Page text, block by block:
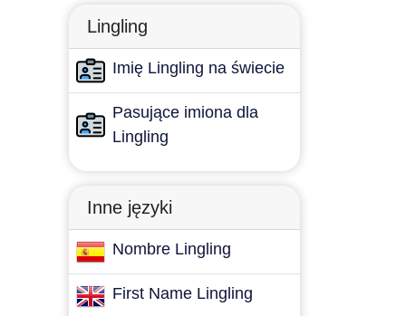
Lingling
Imię Lingling na świecie
Pasujące imiona dla
Lingling
Inne języki
Nombre Lingling
First Name Lingling